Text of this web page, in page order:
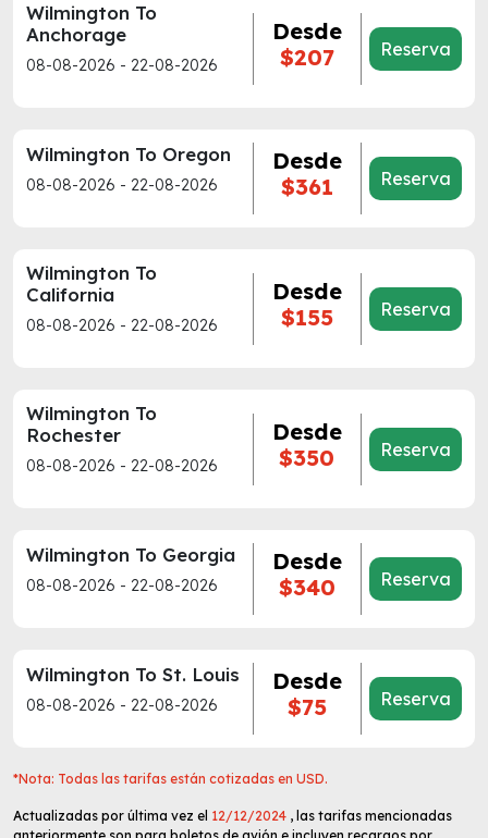
Wilmington To
Anchorage
08-08-2026 - 22-08-2026
Desde
$207
Reserva
Wilmington To Oregon
08-08-2026 - 22-08-2026
Desde
$361
Reserva
Wilmington To
California
08-08-2026 - 22-08-2026
Desde
$155
Reserva
Wilmington To
Rochester
08-08-2026 - 22-08-2026
Desde
$350
Reserva
Wilmington To Georgia
08-08-2026 - 22-08-2026
Desde
$340
Reserva
Wilmington To St. Louis
08-08-2026 - 22-08-2026
Desde
$75
Reserva
*Nota: Todas las tarifas están cotizadas en USD.
Actualizadas por última vez el 12/12/2024 , las tarifas mencionadas